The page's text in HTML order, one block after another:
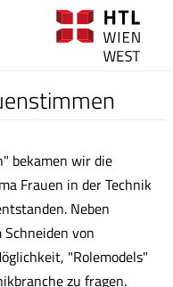
bekamen wir die
Frauen in der Technik
Neben
von
"Rolemodels"
zu fragen.